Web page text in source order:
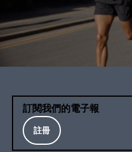
訂閱我們的電子報
註冊